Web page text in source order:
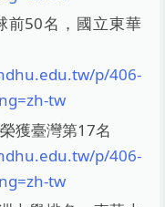
前50名，國立東華
p/406-
tw
獲臺灣第17名
p/406-
tw